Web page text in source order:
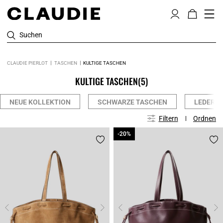
Suchen
CLAUDIE PIERLOT TASCHEN KULTIGE TASCHEN
KULTIGE TASCHEN(5)
NEUE KOLLEKTION SCHWARZE TASCHEN LEDER
Filtern Ordnen
-20%
-20%